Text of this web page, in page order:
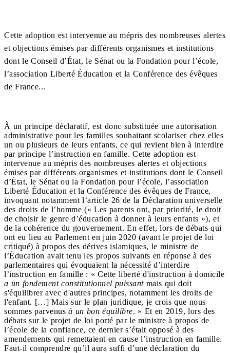
Cette adoption est intervenue au mépris des nombreuses alertes
et objections émises par différents organismes et institutions
dont le Conseil d’État, le Sénat ou la Fondation pour l’école,
l’association Liberté Éducation et la Conférence des évêques
de France...
À un principe déclaratif, est donc substituée une autorisation
administrative pour les familles souhaitant scolariser chez elles
un ou plusieurs de leurs enfants, ce qui revient bien à interdire
par principe l’instruction en famille. Cette adoption est
intervenue au mépris des nombreuses alertes et objections
émises par différents organismes et institutions dont le Conseil
d’État, le Sénat ou la Fondation pour l’école, l’association
Liberté Éducation et la Conférence des évêques de France,
invoquant notamment l’article 26 de la Déclaration universelle
des droits de l’homme (« Les parents ont, par priorité, le droit
de choisir le genre d’éducation à donner à leurs enfants »), et
de la cohérence du gouvernement. En effet, lors de débats qui
ont eu lieu au Parlement en juin 2020 (avant le projet de loi
critiqué) à propos des dérives islamiques, le ministre de
l’Éducation avait tenu les propos suivants en réponse à des
parlementaires qui évoquaient la nécessité d’interdire
l’instruction en famille : « Cette liberté d'instruction à domicile
a un fondement constitutionnel puissant mais qui doit
s'équilibrer avec d'autres principes, notamment les droits de
l'enfant. […] Mais sur le plan juridique, je crois que nous
sommes parvenus à un bon équilibre. » Et en 2019, lors des
débats sur le projet de loi porté par le ministre à propos de
l’école de la confiance, ce dernier s’était opposé à des
amendements qui remettaient en cause l’instruction en famille.
Faut-il comprendre qu’il aura suffi d’une déclaration du